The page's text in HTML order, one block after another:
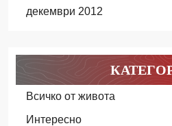
декември 2012
Всичко от живота
Интересно